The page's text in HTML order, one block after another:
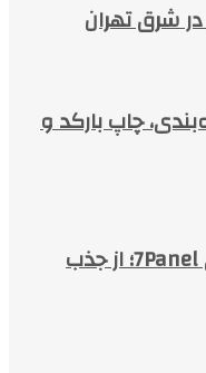
شرق تهران
چاپ بارکد و
خدمات شبکه‌های اجتماعی 7Panel؛ از جذب